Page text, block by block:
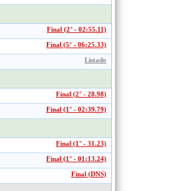
Final (2° - 02:55.11)
Final (5° - 06:25.33)
Listado
Final (2° - 28.98)
Final (1° - 02:39.79)
Final (1° - 31.23)
Final (1° - 01:13.24)
Final (DNS)